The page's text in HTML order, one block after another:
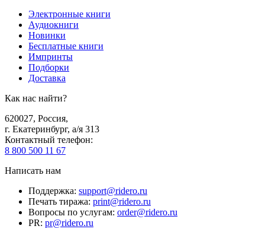
Электронные книги
Аудиокниги
Новинки
Бесплатные книги
Импринты
Подборки
Доставка
Как нас найти?
620027, Россия,
г. Екатеринбург, а/я 313
Контактный телефон:
8 800 500 11 67
Написать нам
Поддержка: support@ridero.ru
Печать тиража: print@ridero.ru
Вопросы по услугам: order@ridero.ru
PR: pr@ridero.ru